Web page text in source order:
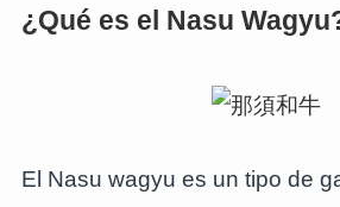
¿Qué es el Nasu
El Nasu wagyu es un tipo de